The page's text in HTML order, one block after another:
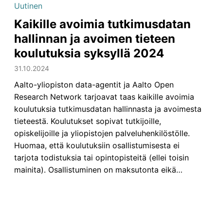
Uutinen
Kaikille avoimia tutkimusdatan
hallinnan ja avoimen tieteen
koulutuksia syksyllä 2024
31.10.2024
Aalto-yliopiston data-agentit ja Aalto Open
Research Network tarjoavat taas kaikille avoimia
koulutuksia tutkimusdatan hallinnasta ja avoimesta
tieteestä. Koulutukset sopivat tutkijoille,
opiskelijoille ja yliopistojen palveluhenkilöstölle.
Huomaa, että koulutuksiin osallistumisesta ei
tarjota todistuksia tai opintopisteitä (ellei toisin
mainita). Osallistuminen on maksutonta eikä…